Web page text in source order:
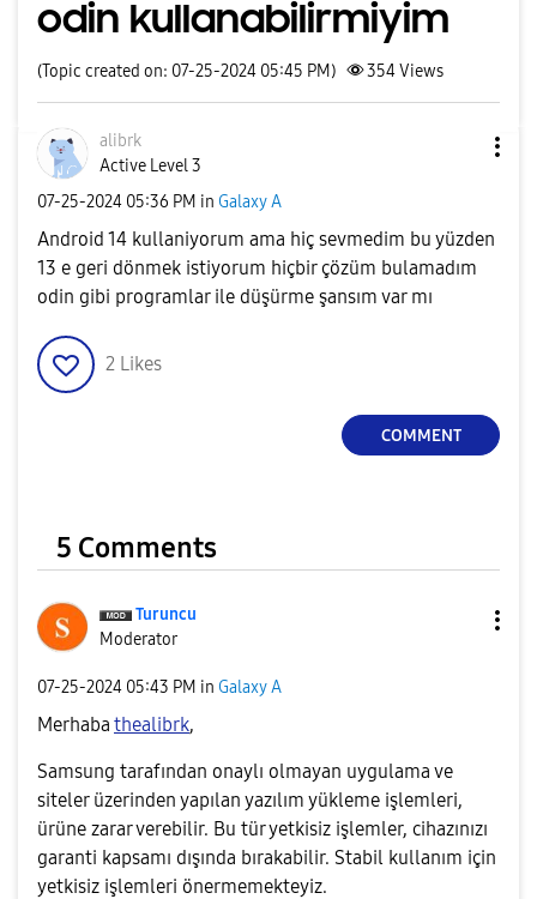
odin kullanabilirmiyim
(Topic created on: 07-25-2024 05:45 PM) 354Views
alibrk
Active Level 3
‎07-25-2024 05:36 PM in Galaxy A
Android 14 kullaniyorum ama hiç sevmedim bu yüzden
13 e geri dönmek istiyorum hiçbir çözüm bulamadım
odin gibi programlar ile düşürme şansım var mı
2 Likes
COMMENT
5 Comments
Turuncu
Moderator
‎07-25-2024 05:43 PM in Galaxy A
Merhaba thealibrk,
Samsung tarafından onaylı olmayan uygulama ve
siteler üzerinden yapılan yazılım yükleme işlemleri,
ürüne zarar verebilir. Bu tür yetkisiz işlemler, cihazınızı
garanti kapsamı dışında bırakabilir. Stabil kullanım için
yetkisiz işlemleri önermemekteyiz.